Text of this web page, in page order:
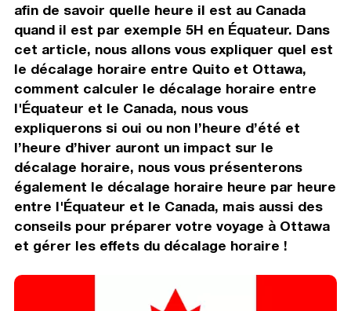
afin de savoir quelle heure il est au Canada
quand il est par exemple 5H en Équateur. Dans
cet article, nous allons vous expliquer quel est
le décalage horaire entre Quito et Ottawa,
comment calculer le décalage horaire entre
l'Équateur et le Canada, nous vous
expliquerons si oui ou non l’heure d’été et
l’heure d’hiver auront un impact sur le
décalage horaire, nous vous présenterons
également le décalage horaire heure par heure
entre l'Équateur et le Canada, mais aussi des
conseils pour préparer votre voyage à Ottawa
et gérer les effets du décalage horaire !